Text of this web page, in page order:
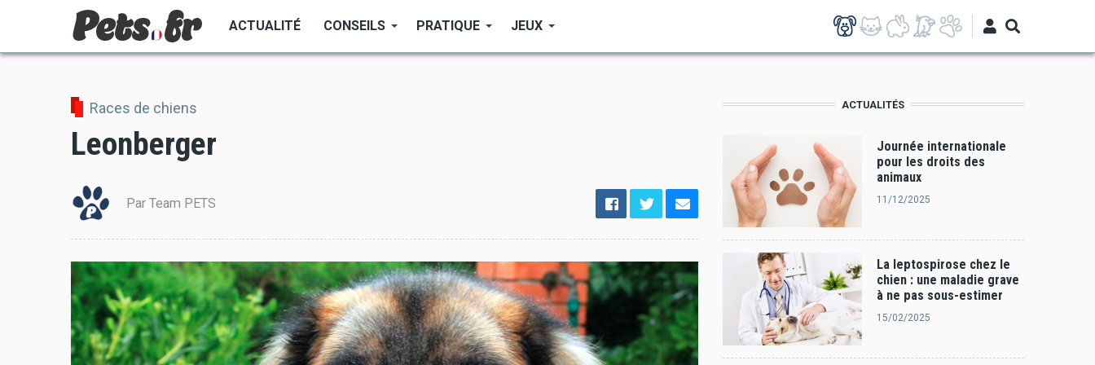
contenu
ACTUALITÉ CONSEILS PRATIQUE JEUX
Races de chiens
Leonberger
Par Team PETS
Ouvert
ACTUALITÉS
Journée internationale
pour les droits des
animaux
11/12/2025
La leptospirose chez le
chien : une maladie grave
à ne pas sous-estimer
15/02/2025